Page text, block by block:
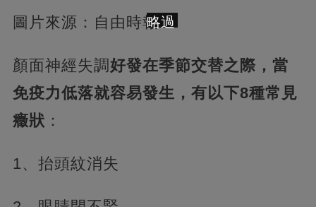
圖片來源：自由時報
顏面神經失調 好發在季節交替之際，當
免疫力低落就容易發生，有以下8種常見
癥狀 ：
1、抬頭紋消失
略過